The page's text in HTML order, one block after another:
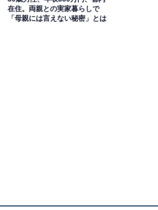
在住。両親との実家暮らしで
「母親には言えない秘密」とは